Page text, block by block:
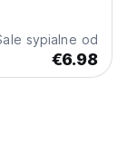
last nearly
island
sypialne od
€6.98